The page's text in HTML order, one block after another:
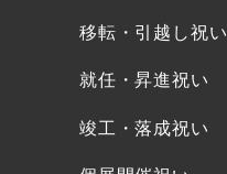
移転・引越し祝い
就任・昇進祝い
竣工・落成祝い